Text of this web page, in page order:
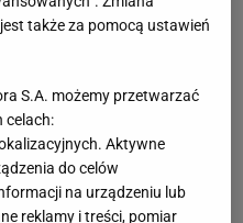
także za pomocą ustawień
S.A. możemy przetwarzać
celach:
Aktywne
do celów
na urządzeniu lub
reklamy i treści, pomiar